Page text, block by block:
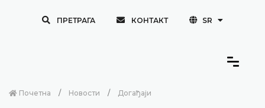
ПРЕТРАГА КОНТАКТ SR
Почетна Новости Догађаји